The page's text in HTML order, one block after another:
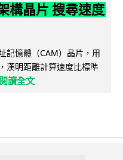
構晶片 搜尋速度
記憶體（CAM）晶片，用
漢明距離計算速度比標準
閱讀全文